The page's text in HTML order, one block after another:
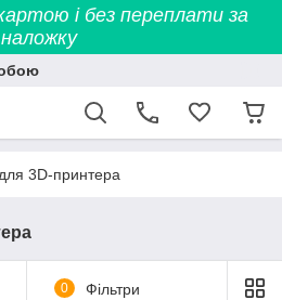
і без переплати за
наложку
3D-принтера
0 Фільтри